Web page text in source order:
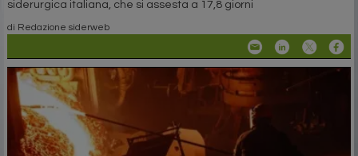
siderurgica italiana, che si assesta a 17,8 giorni
di Redazione siderweb